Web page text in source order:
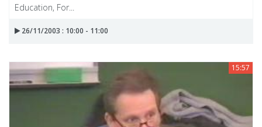
Education, For...
26/11/2003 : 10:00 - 11:00
15:57